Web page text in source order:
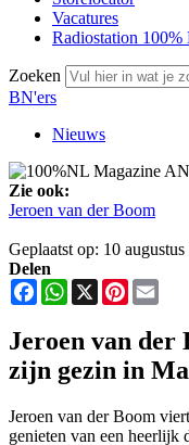
Vacatures
Radiostation 100%
Zoeken
BN'ers
Nieuws
Zie ook:
Jeroen van der Boom
Geplaatst op: 10 augustus
Delen
FacebookWhatsApp
X Pinterest
Jeroen van der
zijn gezin in
Jeroen van der Boom
genieten van een heerlijk